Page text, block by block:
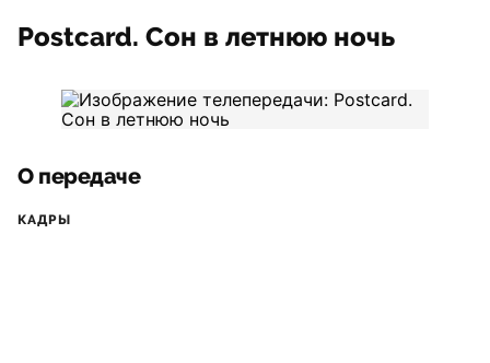
Postcard. Сон в летнюю ночь
О передаче
КАДРЫ